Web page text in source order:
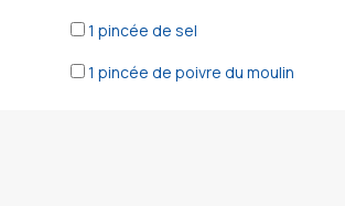
1 pincée de sel
1 pincée de poivre du moulin